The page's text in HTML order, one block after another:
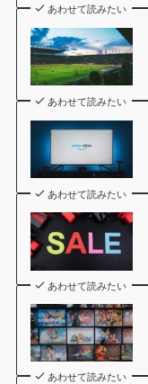
あわせて読みたい
あわせて読みたい
あわせて読みたい
あわせて読みたい
あわせて読みたい